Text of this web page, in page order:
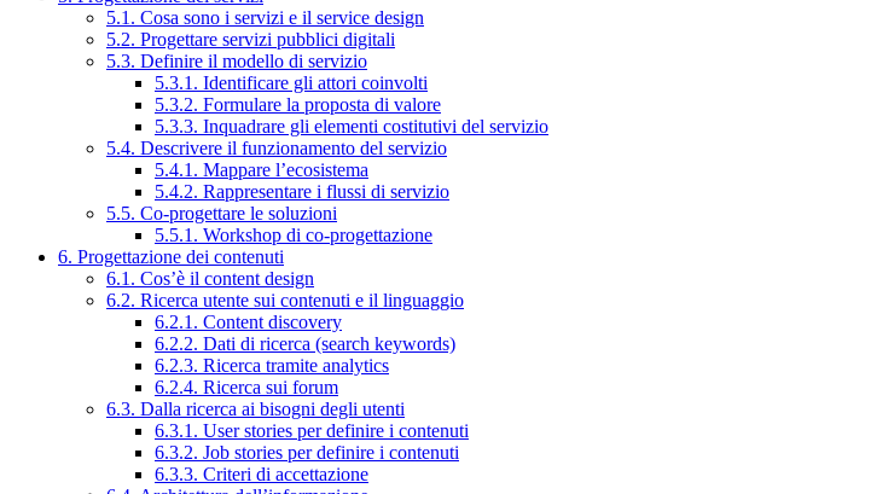
5.1. Cosa sono i servizi e il service design
5.2. Progettare servizi pubblici digitali
5.3. Definire il modello di servizio
5.3.1. Identificare gli attori coinvolti
5.3.2. Formulare la proposta di valore
5.3.3. Inquadrare gli elementi costitutivi del servizio
5.4. Descrivere il funzionamento del servizio
5.4.1. Mappare l’ecosistema
5.4.2. Rappresentare i flussi di servizio
5.5. Co-progettare le soluzioni
5.5.1. Workshop di co-progettazione
6. Progettazione dei contenuti
6.1. Cos’è il content design
6.2. Ricerca utente sui contenuti e il linguaggio
6.2.1. Content discovery
6.2.2. Dati di ricerca (search keywords)
6.2.3. Ricerca tramite analytics
6.2.4. Ricerca sui forum
6.3. Dalla ricerca ai bisogni degli utenti
6.3.1. User stories per definire i contenuti
6.3.2. Job stories per definire i contenuti
6.3.3. Criteri di accettazione